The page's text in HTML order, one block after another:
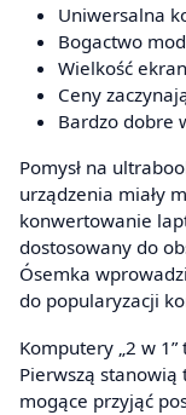
Uniwersalna
Bogactwo
Wielkość
Ceny
Bardzo dobre
Pomysł na
urządzenia miały
konwertowanie
dostosowany do
Ósemka
do popularyzacji
Komputery „2 w
Pierwszą
mogące przyjąć